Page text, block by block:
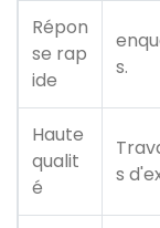
Répon
se rap
ide
s.
Haute
qualit
é
s